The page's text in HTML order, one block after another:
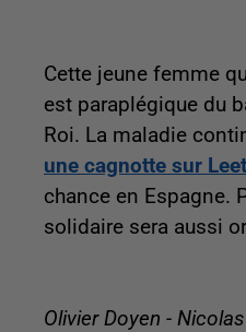
Cette jeune femme
est paraplégique du
Roi. La maladie
une cagnotte sur
chance en Espagne.
solidaire sera aussi
Olivier Doyen -